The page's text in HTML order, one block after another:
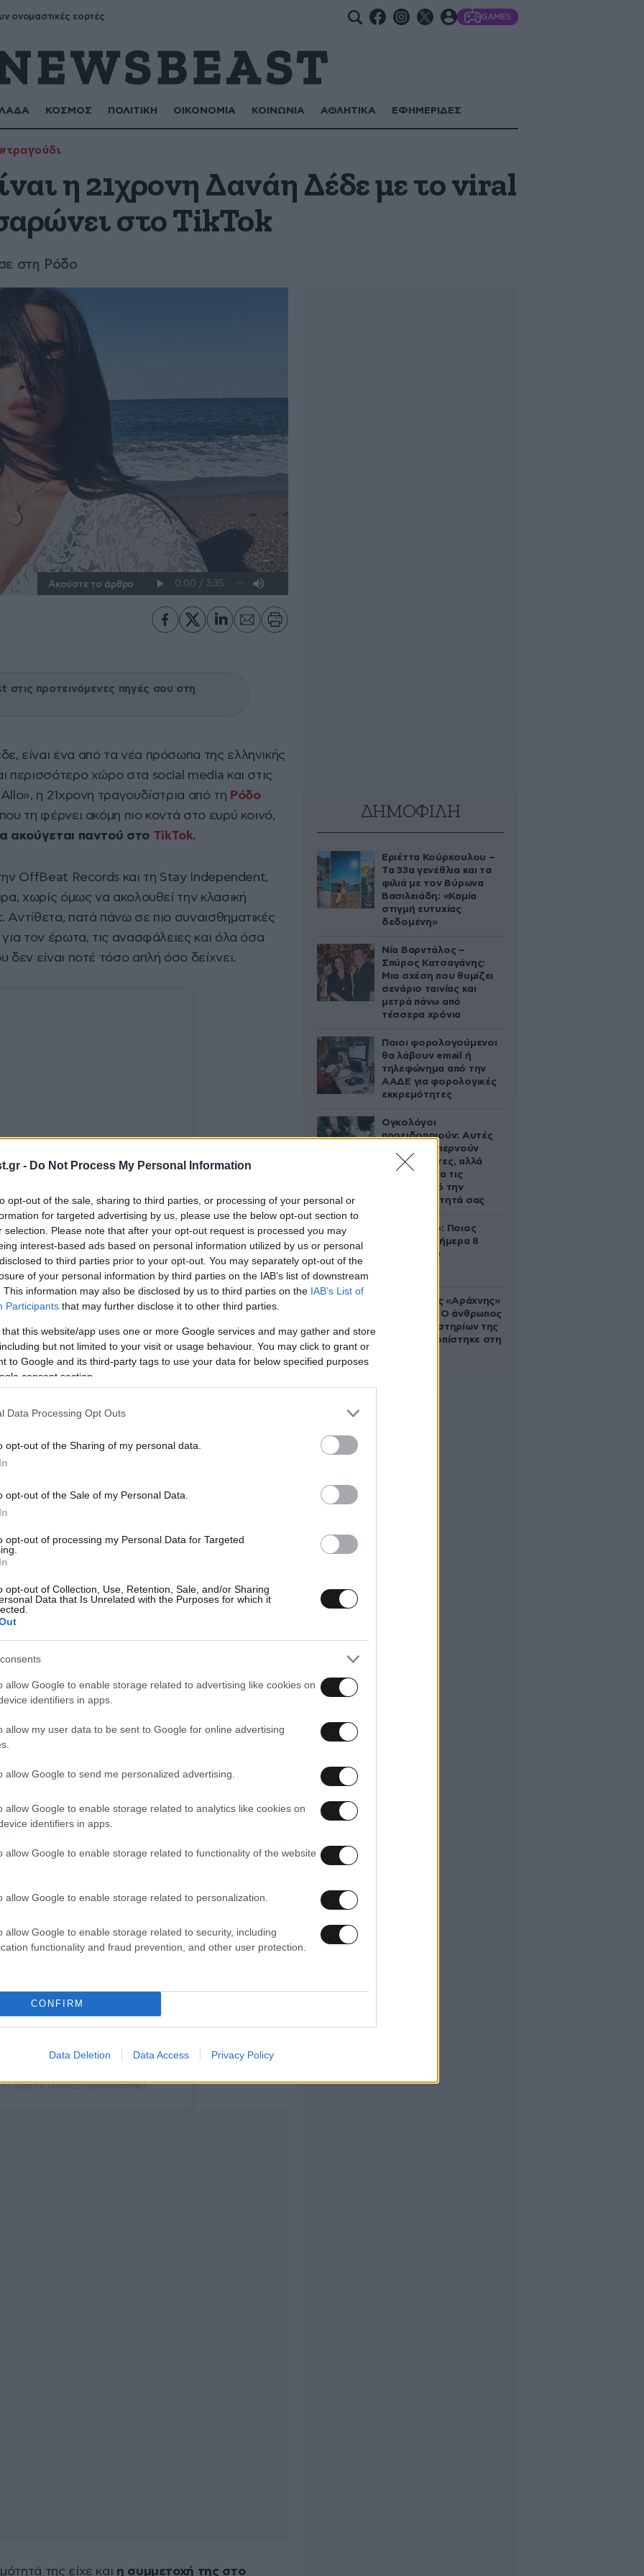
- Do Not Process My Personal Information
opt-out of the sale, sharing to third parties, or processing of your personal or
for targeted advertising by us, please use the below opt-out section to
selection. Please note that after your opt-out request is processed you may
interest-based ads based on personal information utilized by us or personal
to third parties prior to your opt-out. You may separately opt-out of the
of your personal information by third parties on the IAB’s list of downstream
This information may also be disclosed by us to third parties on the IAB’s List of
Participants that may further disclose it to other third parties.
that this website/app uses one or more Google services and may gather and store
but not limited to your visit or usage behaviour. You may click to grant or
to Google and its third-party tags to use your data for below specified purposes
consent section.
Data Processing Opt Outs
opt-out of the Sharing of my personal data.
opt-out of the Sale of my Personal Data.
opt-out of processing my Personal Data for Targeted
opt-out of Collection, Use, Retention, Sale, and/or Sharing
Data that Is Unrelated with the Purposes for which it
allow Google to enable storage related to advertising like cookies on
identifiers in apps.
allow my user data to be sent to Google for online advertising
allow Google to send me personalized advertising.
allow Google to enable storage related to analytics like cookies on
identifiers in apps.
allow Google to enable storage related to functionality of the website
allow Google to enable storage related to personalization.
allow Google to enable storage related to security, including
functionality and fraud prevention, and other user protection.
CONFIRM
Data Deletion Data Access Privacy Policy
ονομαστικές εορτές GAMES
ΚΟΣΜΟΣ ΠΟΛΙΤΙΚΗ ΟΙΚΟΝΟΜΙΑ ΚΟΙΝΩΝΙΑ ΑΘΛΗΤΙΚΑ ΕΦΗΜΕΡΙΔΕΣ
#τραγούδι
η 21χρονη Δανάη Δέδε με το viral
στο TikTok
στη Ρόδο
Ακούστε το άρθρο
στις προτεινόμενες πηγές σου στη
είναι ένα από τα νέα πρόσωπα της ελληνικής
περισσότερο χώρο στα social media και στις
η 21χρονη τραγουδίστρια από τη Ρόδο
τη φέρνει ακόμη πιο κοντά στο ευρύ κοινό,
ακούγεται παντού στοTikTok.
OffBeat Records και τη Stay Independent,
χωρίς όμως να ακολουθεί την κλασική
πατά πάνω σε πιο συναισθηματικές
τον έρωτα, τις ανασφάλειες και όλα όσα
δεν είναι ποτέ τόσο απλή όσο δείχνει.
στο Instagram.
χρήστη DANAE (@danaidede)
στη Ρόδοκαι πλέον ζει στην Αθήνα, έχει
της ταυτότητα. Ο ήχος της κινείται ανάμεσα
την indie αισθητική, ενώ η φωνή της
και μελαγχολικό χαρακτήρα της.
κερδίσει ξανά την προσοχή του κοινού
έντονα με εικόνες από θάλασσα,
Η επιτυχία του στα social media έδειξε από
να μετατρέπει την προσωπική της μουσική
γενιά ακροατών.
στο Instagram.
το χρήστη DANAE (@danaidede)
της είχε και η συμμετοχή της στο
ΔΗΜΟΦΙΛΗ
Εριέττα Κούρκουλου –
Τα 33α γενέθλια και τα
φιλιά με τον Βύρωνα
Βασιλειάδη: «Καμία
στιγμή ευτυχίας
δεδομένη»
Νία Βαρντάλος –
Σπύρος Κατσαγάνης:
Μια σχέση που θυμίζει
σενάριο ταινίας και
μετρά πάνω από
τέσσερα χρόνια
Ποιοι φορολογούμενοι
θα λάβουν email ή
τηλεφώνημα από την
ΑΑΔΕ για φορολογικές
εκκρεμότητες
Ογκολόγοι
προειδοποιούν: Αυτές
οι τροφές, περνούν
απαρατήρητες, αλλά
καλό είναι να τις
βγάλετε από την
καθημερινότητά σας
Εορτολόγιο: Ποιος
γιορτάζει σήμερα 8
Αυγούστου
Στα ίχνη της «Αράχνης»
του Άσαντ: Ο άνθρωπος
των βασανιστηρίων της
Συρίας εντοπίστηκε στη